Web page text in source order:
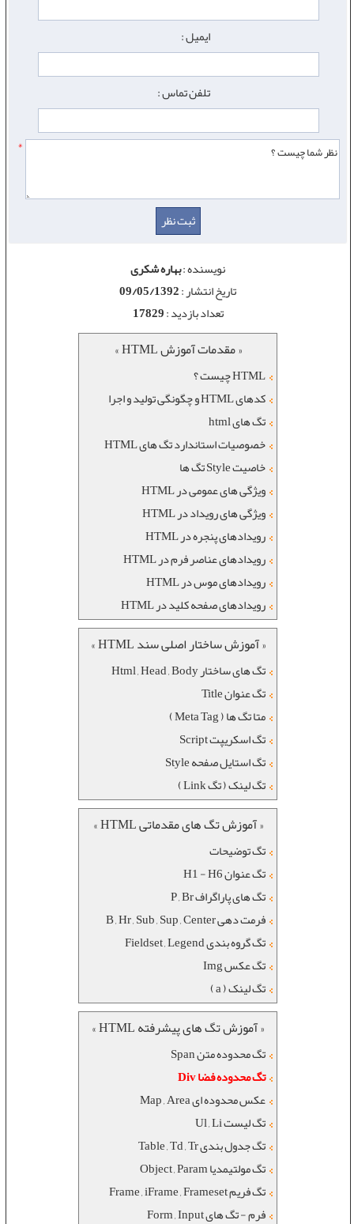
ایمیل :
تلفن تماس :
*
نویسنده :بهاره شکری
تاریخ انتشار :09/05/1392
تعداد بازدید :17829
« مقدمات آموزش HTML »
HTML چیست ؟
کدهای HTML و چگونگی تولید و اجرا
تگ های html
خصوصيات استاندارد تگ های HTML
خاصیت Style تگ ها
ویژگی های عمومی در HTML
ویژگی های رویداد در HTML
رويدادهای پنجره در HTML
رويدادهای عناصر فرم در HTML
رويدادهای موس در HTML
رويدادهای صفحه کليد در HTML
« آموزش ساختار اصلی سند HTML »
تگ های ساختار Html , Head , Body
تگ عنوان Title
متا تگ ها ( Meta Tag )
تگ اسکریپت Script
تگ استایل صفحه Style
تگ لینک ( تگ Link )
« آموزش تگ های مقدماتی HTML »
تگ توضیحات
تگ عنوان H1 - H6
تگ های پاراگراف P , Br
فرمت دهی B , Hr , Sub , Sup , Center
تگ گروه بندی Fieldset , Legend
تگ عکس Img
تگ لینک ( a )
« آموزش تگ های پیشرفته HTML »
تگ محدوده متن Span
تگ محدوده فضا Div
عکس محدوده ای Map , Area
تگ لیست Ul , Li
تگ جدول بندی Table , Td , Tr
تگ مولتیمدیا Object , Param
تگ فریم Frame , iFrame , Frameset
فرم - تگ های Form , Input